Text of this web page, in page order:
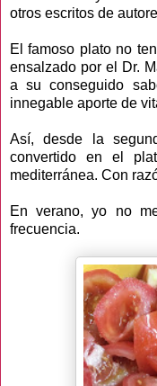
otros escritos de
El famoso plato no
ensalzado por el Dr.
a su conseguido
innegable aporte de
Así, desde la
convertido en el
mediterránea. Con
En verano, yo no
frecuencia.